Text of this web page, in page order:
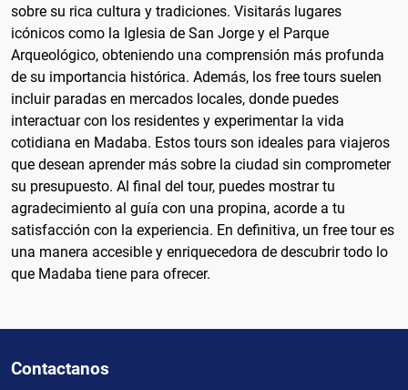
sobre su rica cultura y tradiciones. Visitarás lugares
icónicos como la Iglesia de San Jorge y el Parque
Arqueológico, obteniendo una comprensión más profunda
de su importancia histórica. Además, los free tours suelen
incluir paradas en mercados locales, donde puedes
interactuar con los residentes y experimentar la vida
cotidiana en Madaba. Estos tours son ideales para viajeros
que desean aprender más sobre la ciudad sin comprometer
su presupuesto. Al final del tour, puedes mostrar tu
agradecimiento al guía con una propina, acorde a tu
satisfacción con la experiencia. En definitiva, un free tour es
una manera accesible y enriquecedora de descubrir todo lo
que Madaba tiene para ofrecer.
Contactanos